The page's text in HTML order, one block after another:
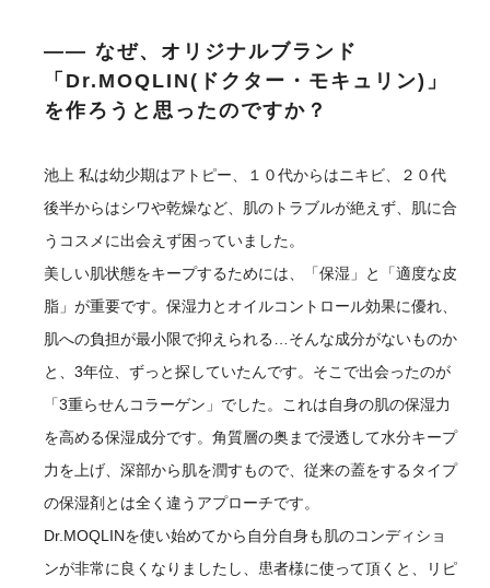
―― なぜ、オリジナルブランド
「Dr.MOQLIN(ドクター・モキュリン)」
を作ろうと思ったのですか？
池上 私は幼少期はアトピー、１０代からはニキビ、２０代
後半からはシワや乾燥など、肌のトラブルが絶えず、肌に合
うコスメに出会えず困っていました。
美しい肌状態をキープするためには、「保湿」と「適度な皮
脂」が重要です。保湿力とオイルコントロール効果に優れ、
肌への負担が最小限で抑えられる…そんな成分がないものか
と、3年位、ずっと探していたんです。そこで出会ったのが
「3重らせんコラーゲン」でした。これは自身の肌の保湿力
を高める保湿成分です。角質層の奥まで浸透して水分キープ
力を上げ、深部から肌を潤すもので、従来の蓋をするタイプ
の保湿剤とは全く違うアプローチです。
Dr.MOQLINを使い始めてから自分自身も肌のコンディショ
ンが非常に良くなりましたし、患者様に使って頂くと、リピ